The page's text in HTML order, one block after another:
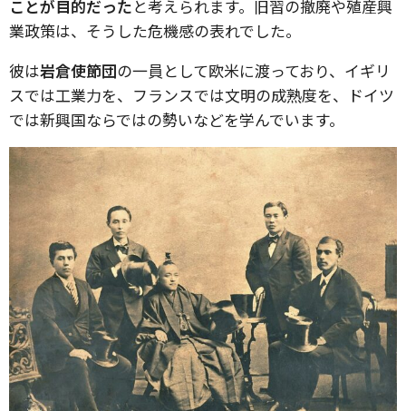
ことが目的だったと考えられます。旧習の撤廃や殖産興
業政策は、そうした危機感の表れでした。
彼は岩倉使節団の一員として欧米に渡っており、イギリ
スでは工業力を、フランスでは文明の成熟度を、ドイツ
では新興国ならではの勢いなどを学んでいます。